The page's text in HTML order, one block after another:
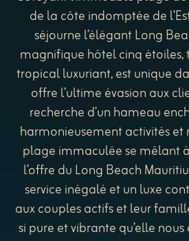
de la côte indomptée de
séjourne l’élégant Long
magnifique hôtel cinq étoiles,
tropical luxuriant, est unique
offre l’ultime évasion aux
recherche d’un hameau
harmonieusement activités et
plage immaculée se mêlant
l’offre du Long Beach
service inégalé et un luxe
aux couples actifs et leur
si pure et vibrante qu’elle